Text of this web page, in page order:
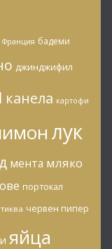
Франция бадеми
джинджифил
канела картофи
лук
мента мляко
портокал
тиква червен пипер
яйца